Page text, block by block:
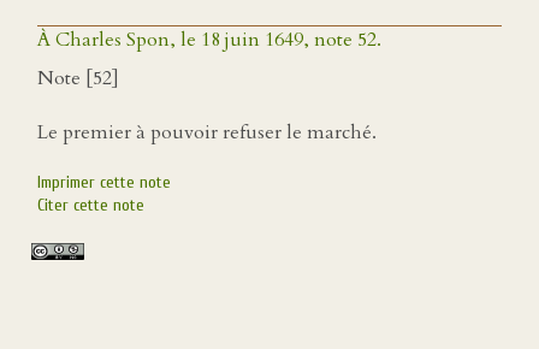
À Charles Spon, le 18 juin 1649, note 52.
Note [52]
Le premier à pouvoir refuser le marché.
Imprimer cette note
Citer cette note